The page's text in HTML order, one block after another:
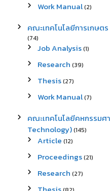
Work Manual(2)
คณะเทคโนโลยีการเกษ
(74)
Job Analysis(1)
Research (39)
Thesis(27)
Work Manual(7)
คณะเทคโนโลยีคหกรรมศ
Technology)(145)
Article (12)
Proceedings(21)
Research (27)